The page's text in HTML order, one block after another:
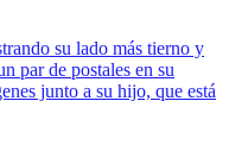
su lado más tierno y
par de postales en su
junto a su hijo, que está